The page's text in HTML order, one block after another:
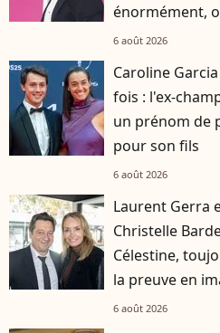
énormément,
6 août 2026
Caroline
fois : l'ex-
un prénom de
pour son fils
6 août 2026
Laurent Gerra
Christelle
Célestine,
la preuve en
6 août 2026